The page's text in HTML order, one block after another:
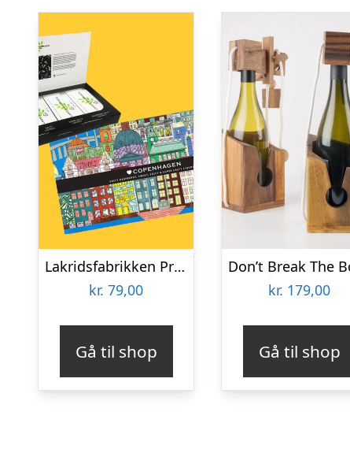
Lakridsfabrikken Premiumlakrids – Copenhagen
kr. 79,00
Gå til shop
kr. 179,00
Gå til shop